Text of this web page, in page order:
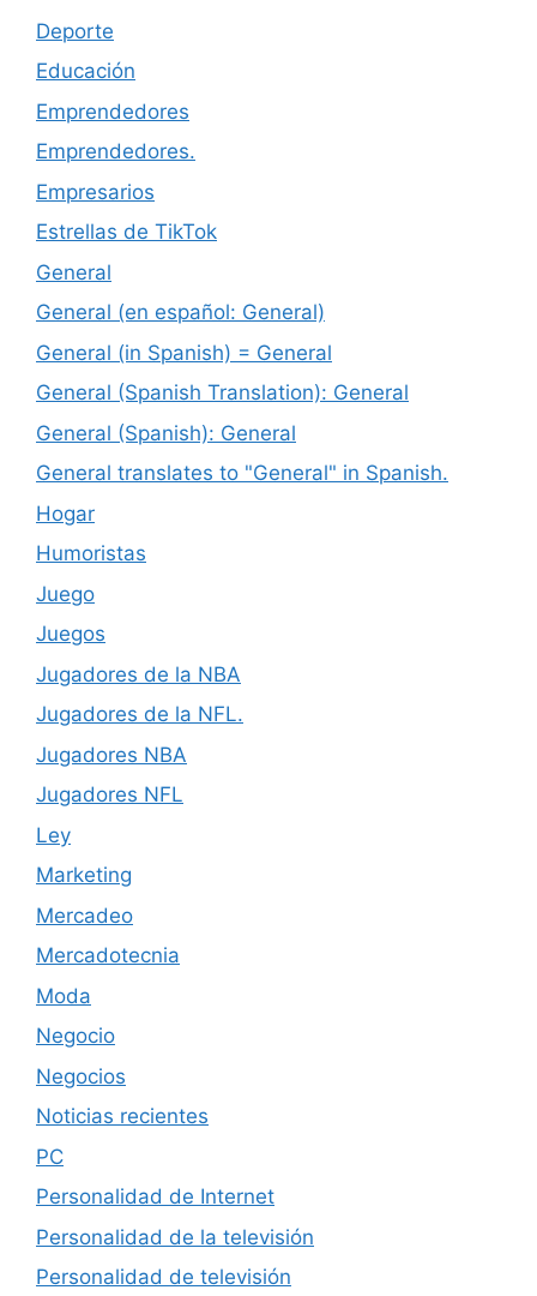
Deporte
Educación
Emprendedores
Emprendedores.
Empresarios
Estrellas de TikTok
General
General (en español: General)
General (in Spanish) = General
General (Spanish Translation): General
General (Spanish): General
General translates to "General" in Spanish.
Hogar
Humoristas
Juego
Juegos
Jugadores de la NBA
Jugadores de la NFL.
Jugadores NBA
Jugadores NFL
Ley
Marketing
Mercadeo
Mercadotecnia
Moda
Negocio
Negocios
Noticias recientes
PC
Personalidad de Internet
Personalidad de la televisión
Personalidad de televisión